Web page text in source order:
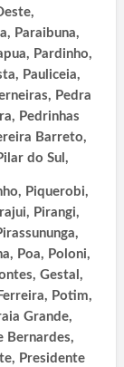
Paraibuna,
Pardinho,
Pauliceia,
Pedra
Pedrinhas
Barreto,
do Sul,
Piquerobi,
Pirangi,
Poa, Poloni,
Gestal,
Potim,
Grande,
Bernardes,
Presidente